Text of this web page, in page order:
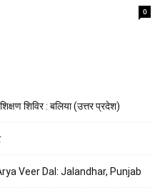
0
शिविर : बलिया (उत्तर प्रदेश)
Veer Dal: Jalandhar, Punjab